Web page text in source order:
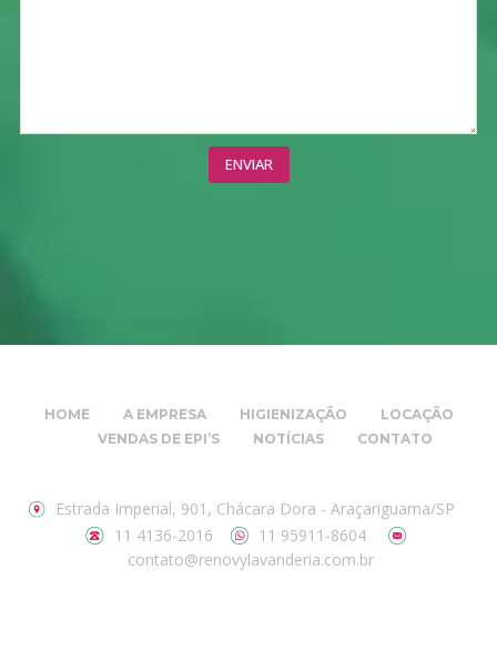
HOME A EMPRESA HIGIENIZAÇÃO
LOCAÇÃO
VENDAS DE EPI’S
NOTÍCIAS CONTATO
Estrada Imperial, 901, Chácara Dora - Araçariguama/SP
11 4136-2016
11 95911-8604
contato@renovylavanderia.com.br